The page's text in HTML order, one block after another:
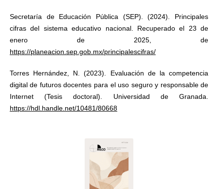
Secretaría de Educación Pública (SEP). (2024). Principales
cifras del sistema educativo nacional. Recuperado el 23 de
enero de 2025, de
https://planeacion.sep.gob.mx/principalescifras/
Torres Hernández, N. (2023). Evaluación de la competencia
digital de futuros docentes para el uso seguro y responsable de
Internet (Tesis doctoral). Universidad de Granada.
https://hdl.handle.net/10481/80668